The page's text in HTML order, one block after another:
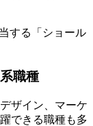
する「ショール
職種
ザイン、マーケ
できる職種も多